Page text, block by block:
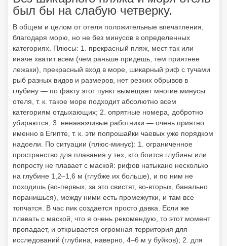
был бы на слабую четверку.
В общем и целом от отеля положительные впечатления,
благодаря морю, но не без минусов в определенных
категориях. Плюсы: 1. прекрасный пляж, мест так или
иначе хватит всем (чем раньше придешь, тем приятнее
лежаки), прекрасный вход в море, шикарный риф с тучами
рыб разных видов и размеров, нет резких обрывов в
глубину — по факту этот пункт вымещает многие минусы
отеля, т. к. такое море подходит абсолютно всем
категориям отдыхающих; 2. опрятные номера, добротно
убираются; 3. ненавязчивые работники — очень приятно
именно в Египте, т. к. эти попрошайки чаевых уже порядком
надоели. По ситуации (плюс-минус): 1. ограниченное
пространство для плавания у тех, кто боится глубины или
попросту не плавает с маской: рифов натыкано несколько
на глубине 1,2–1,6 м (глубже их больше), и по ним не
походишь (во-первых, за это свистят, во-вторых, банально
поранишься), между ними есть промежутки, и там все
топчатся. В час пик создается просто давка. Если же
плавать с маской, что я очень рекомендую, то этот момент
пропадает, и открывается огромная территория для
исследований (глубина, наверно, 4–6 м у буйков); 2. для